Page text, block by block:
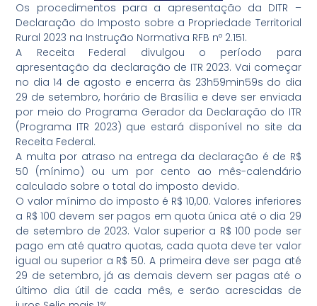
Os procedimentos para a apresentação da DITR –
Declaração do Imposto sobre a Propriedade Territorial
Rural 2023 na Instrução Normativa RFB nº 2.151.
A Receita Federal divulgou o período para
apresentação da declaração de ITR 2023. Vai começar
no dia 14 de agosto e encerra às 23h59min59s do dia
29 de setembro, horário de Brasília e deve ser enviada
por meio do Programa Gerador da Declaração do ITR
(Programa ITR 2023) que estará disponível no site da
Receita Federal.
A multa por atraso na entrega da declaração é de R$
50 (mínimo) ou um por cento ao mês-calendário
calculado sobre o total do imposto devido.
O valor mínimo do imposto é R$ 10,00. Valores inferiores
a R$ 100 devem ser pagos em quota única até o dia 29
de setembro de 2023. Valor superior a R$ 100 pode ser
pago em até quatro quotas, cada quota deve ter valor
igual ou superior a R$ 50. A primeira deve ser paga até
29 de setembro, já as demais devem ser pagas até o
último dia útil de cada mês, e serão acrescidas de